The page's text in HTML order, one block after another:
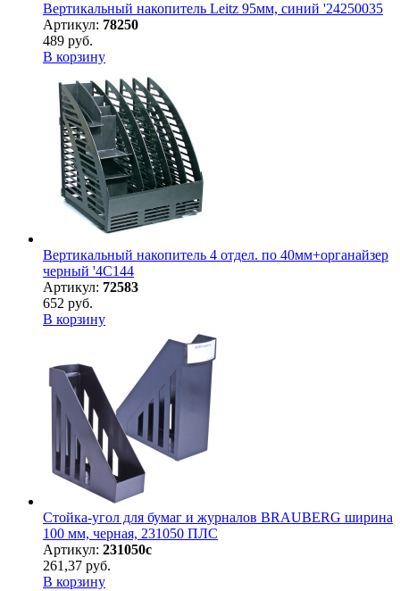
Вертикальный накопитель Leitz 95мм, синий '24250035
Артикул: 78250
489 руб.
В корзину
Вертикальный накопитель 4 отдел. по 40мм+органайзер
черный '4C144
Артикул: 72583
652 руб.
В корзину
Стойка-угол для бумаг и журналов BRAUBERG ширина
100 мм, черная, 231050 ПЛС
Артикул: 231050с
261,37 руб.
В корзину